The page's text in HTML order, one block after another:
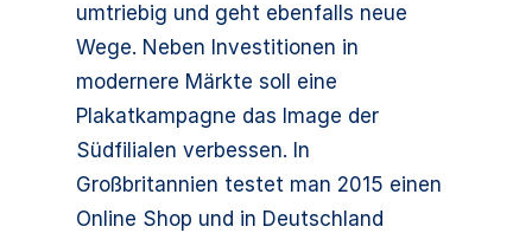
umtriebig und geht ebenfalls neue
Wege. Neben Investitionen in
modernere Märkte soll eine
Plakatkampagne das Image der
Südfilialen verbessen. In
Großbritannien testet man 2015 einen
Online Shop und in Deutschland